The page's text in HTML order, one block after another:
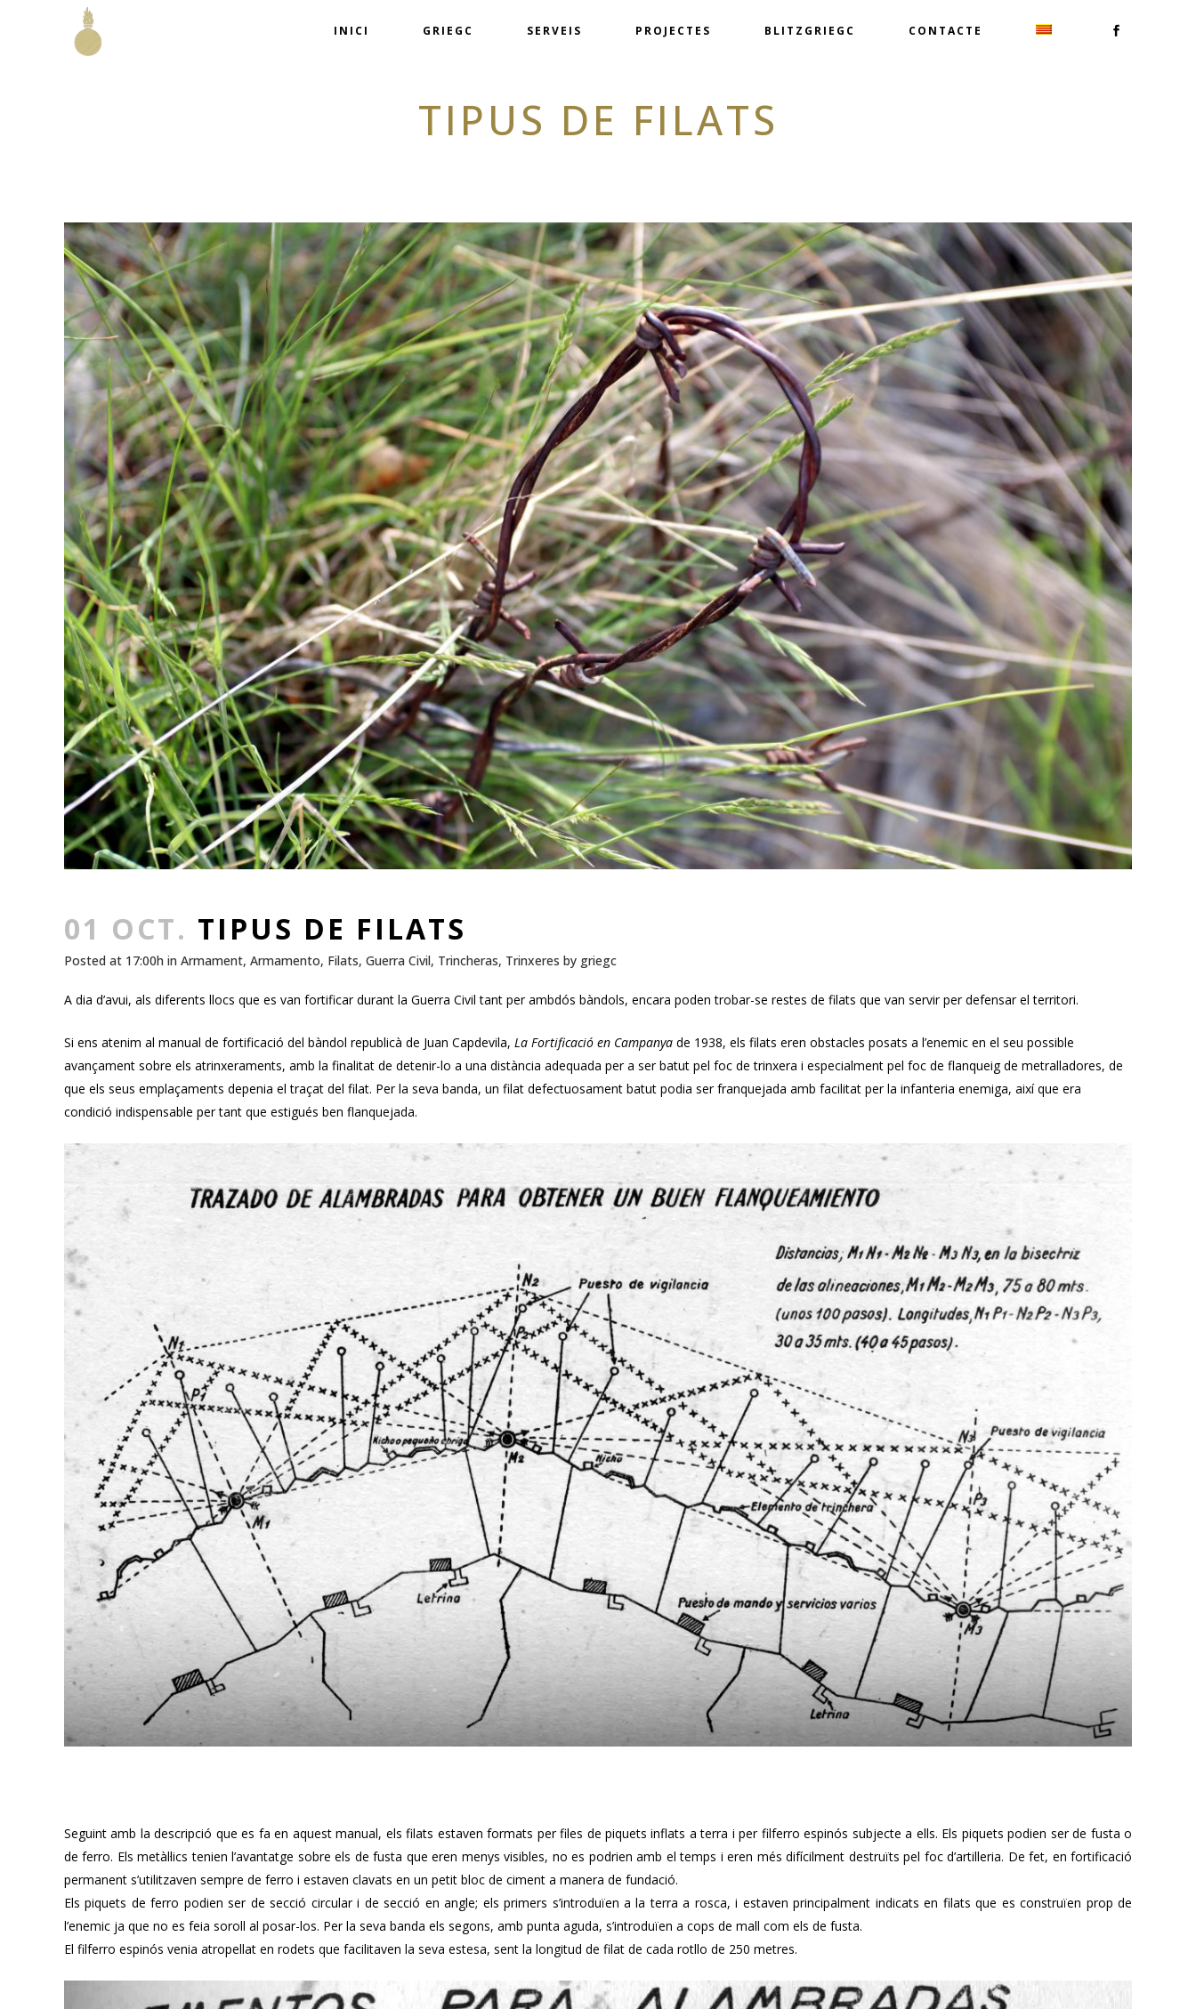
INICI GRIEGC SERVEIS PROJECTES BLITZGRIEGC CONTACTE
TIPUS DE FILATS
01 OCT. TIPUS DE FILATS
Posted at 17:00h in Armament, Armamento, Filats, Guerra Civil, Trincheras, Trinxeres by griegc
A dia d’avui, als diferents llocs que es van fortificar durant la Guerra Civil tant per ambdós bàndols, encara poden trobar-se restes de filats que van servir per defensar el territori.
Si ens atenim al manual de fortificació del bàndol republicà de Juan Capdevila, La Fortificació en Campanya de 1938, els filats eren obstacles posats a l’enemic en el seu possible
avançament sobre els atrinxeraments, amb la finalitat de detenir-lo a una distància adequada per a ser batut pel foc de trinxera i especialment pel foc de flanqueig de metralladores, de
que els seus emplaçaments depenia el traçat del filat. Per la seva banda, un filat defectuosament batut podia ser franquejada amb facilitat per la infanteria enemiga, així que era
condició indispensable per tant que estigués ben flanquejada.
Seguint amb la descripció que es fa en aquest manual, els filats estaven formats per files de piquets inflats a terra i per filferro espinós subjecte a ells. Els piquets podien ser de fusta o
de ferro. Els metàl·lics tenien l’avantatge sobre els de fusta que eren menys visibles, no es podrien amb el temps i eren més difícilment destruïts pel foc d’artilleria. De fet, en fortificació
permanent s’utilitzaven sempre de ferro i estaven clavats en un petit bloc de ciment a manera de fundació.
Els piquets de ferro podien ser de secció circular i de secció en angle; els primers s’introduïen a la terra a rosca, i estaven principalment indicats en filats que es construïen prop de
l’enemic ja que no es feia soroll al posar-los. Per la seva banda els segons, amb punta aguda, s’introduïen a cops de mall com els de fusta.
El filferro espinós venia atropellat en rodets que facilitaven la seva estesa, sent la longitud de filat de cada rotllo de 250 metres.